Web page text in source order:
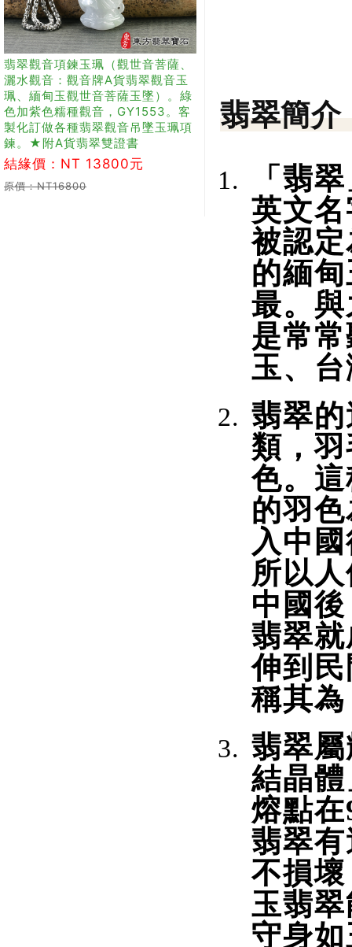
翡翠觀音項鍊玉珮（觀世音菩薩、
灑水觀音：觀音牌A貨翡翠觀音玉
珮、緬甸玉觀世音菩薩玉墜）。綠
色加紫色糯種觀音，GY1553。客
製化訂做各種翡翠觀音吊墜玉珮項
鍊。★附A貨翡翠雙證書
結緣價：NT 13800元
原價：NT16800
翡翠簡介
「翡
英文
被認
的緬
最。
是常
玉、
翡翠
類，
色。
的羽
入中
所以
中國
翡翠
伸到
稱其
翡翠
結晶
熔點
翡翠
不損
玉翡
守身